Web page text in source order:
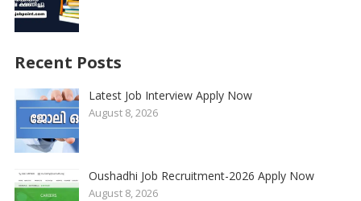
Recent Posts
Latest Job Interview Apply Now
August 8, 2026
Oushadhi Job Recruitment-2026 Apply Now
August 8, 2026